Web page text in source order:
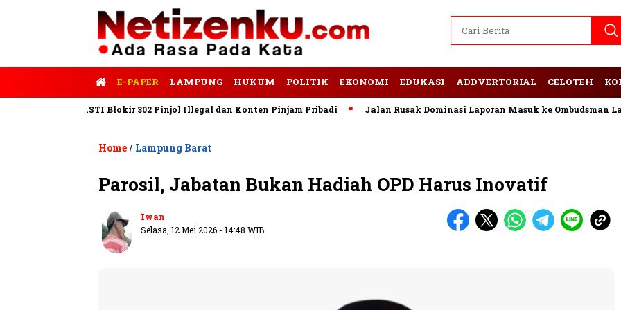
E-PAPER LAMPUNG HUKUM POLITIK EKONOMI EDUKASI ADDVERTORIAL CELOTEH
Satgas PASTI Blokir 302 Pinjol Illegal dan Konten Pinjam Pribadi Jalan Rusak Dominasi Laporan Masuk ke Ombudsman
Home / Lampung Barat
Parosil, Jabatan Bukan Hadiah OPD Harus Inovatif
Iwan
Selasa, 12 Mei 2026 - 14:48 WIB